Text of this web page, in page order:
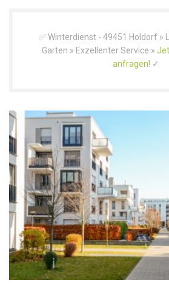
✅ Winterdienst - 49451 Holdorf »
Garten » Exzellenter Service »
anfragen! ✓